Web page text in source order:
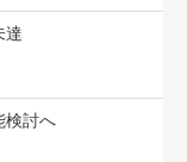
達
検討へ